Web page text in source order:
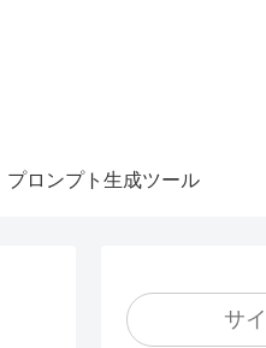
プロンプト生成ツール